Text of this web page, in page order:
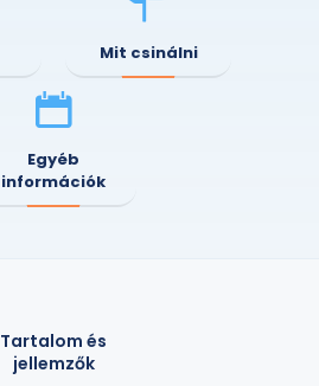
Mit csinálni
Egyéb
információk
Tartalom és
jellemzők